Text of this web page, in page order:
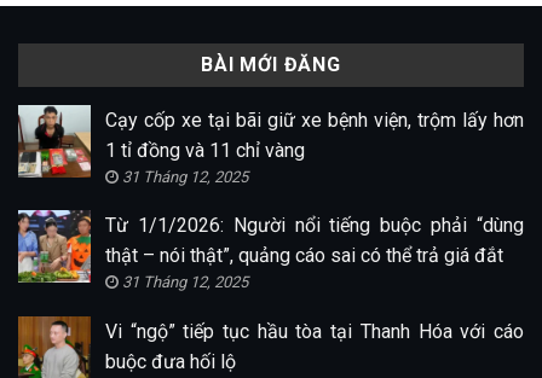
BÀI MỚI ĐĂNG
Cạy cốp xe tại bãi giữ xe bệnh viện, trộm lấy hơn
1 tỉ đồng và 11 chỉ vàng
31 Tháng 12, 2025
Từ 1/1/2026: Người nổi tiếng buộc phải “dùng
thật – nói thật”, quảng cáo sai có thể trả giá đắt
31 Tháng 12, 2025
Vi “ngộ” tiếp tục hầu tòa tại Thanh Hóa với cáo
buộc đưa hối lộ